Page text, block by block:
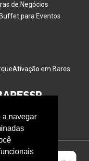
a navegar
de Negócios
Buffet para Eventos
Ativação em Bares